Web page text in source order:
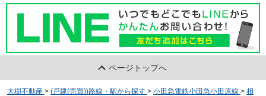
ページトップへ
大樹不動産 > (戸建(売買))路線・駅から探す > 小田急電鉄小田急小田原線 > 相